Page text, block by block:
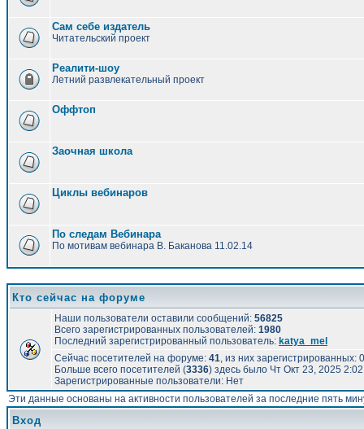
Сам себе издатель
Читательский проект
Реалити-шоу
Летний развлекательный проект
Оффтоп
Заочная школа
Циклы вебинаров
По следам Вебинара
По мотивам вебинара В. Баканова 11.02.14
Кто сейчас на форуме
Наши пользователи оставили сообщений: 56825
Всего зарегистрированных пользователей: 1980
Последний зарегистрированный пользователь: katya_mel
Сейчас посетителей на форуме: 41, из них
Больше всего посетителей (3336) здесь было Чт Окт 23, 2025
Зарегистрированные пользователи: Нет
Эти данные основаны на активности пользователей за последние пять
Вход